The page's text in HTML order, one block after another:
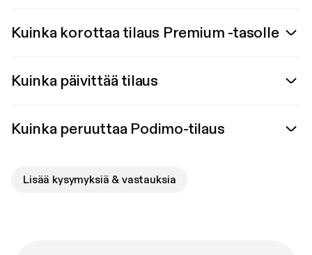
Kuinka korottaa tilaus Premium -tasolle
Kuinka päivittää tilaus
Kuinka peruuttaa Podimo-tilaus
Lisää kysymyksiä & vastauksia